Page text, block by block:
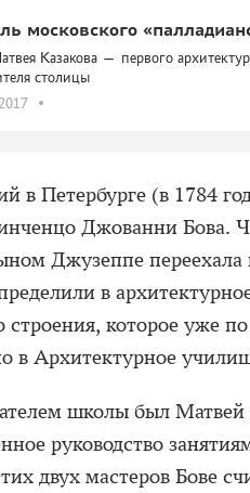
московского
Казакова — первого
столицы
в Петербурге (в 1784
Джованни Бова.
Джузеппе переехала
в
строения, которое уже
в Архитектурное
школы был Матвей
руководство
двух мастеров Бове